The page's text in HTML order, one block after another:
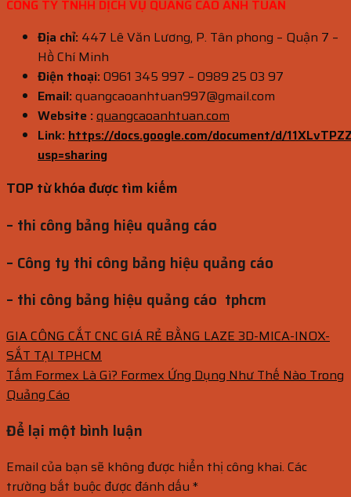
CÔNG TY TNHH DỊCH VỤ QUẢNG CÁO ANH TUẤN
Địa chỉ: 447 Lê Văn Lương, P. Tân phong – Quận 7 –
Hồ Chí Minh
Điện thoại:0961 345 997 – 0989 25 03 97
Email:quangcaoanhtuan997@gmail.com
Website :quangcaoanhtuan.com
Link:https://docs.google.com/document/d/
usp=sharing
TOP từ khóa được tìm kiếm
– thi công bảng hiệu quảng cáo
– Công ty thi công bảng hiệu quảng cáo
– thi công bảng hiệu quảng cáo tphcm
GIA CÔNG CẮT CNC GIÁ RẺ BẰNG LAZE 3D-MICA-INOX-
SẮT TẠI TPHCM
Tấm Formex Là Gì? Formex Ứng Dụng Như Thế Nào Trong
Quảng Cáo
Để lại một bình luận
Email của bạn sẽ không được hiển thị công khai. Các
trường bắt buộc được đánh dấu *